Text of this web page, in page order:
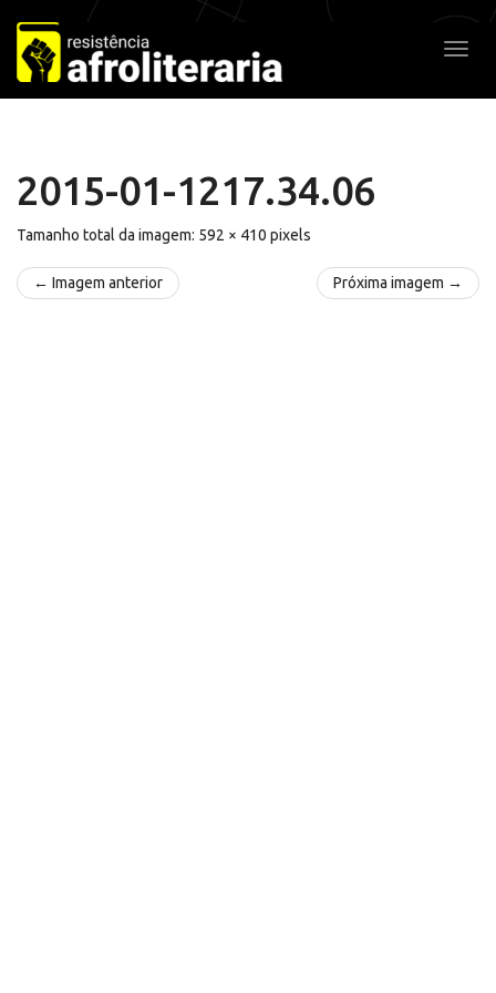
Pular
para
o
conteúdo
2015-01-1217.34.06
Tamanho total da imagem: 592 × 410 pixels
← Imagem anterior Próxima imagem →